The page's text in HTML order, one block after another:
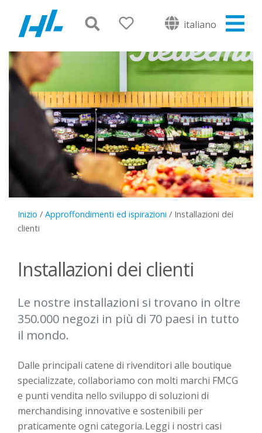
italiano
Inizio / Approffondimenti ed ispirazioni / Installazioni dei
clienti
Installazioni dei clienti
Le nostre installazioni si trovano in oltre
350.000 negozi in più di 70 paesi in tutto
il mondo.
Dalle principali catene di rivenditori alle boutique
specializzate, collaboriamo con molti marchi FMCG
e punti vendita nello sviluppo di soluzioni di
merchandising innovative e sostenibili per
praticamente ogni categoria. Leggi i nostri casi